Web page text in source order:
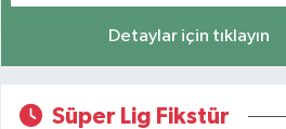
Detaylar için tıklayın
Süper Lig Fikstür